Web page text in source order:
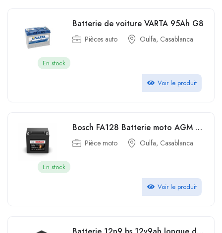
Batterie de voiture VARTA 95Ah G8
Pièces auto Oulfa, Casablanca
En stock
Voir le produit
Bosch FA128 Batterie moto AGM 12V 100A 9Ah
Pièce moto Oulfa, Casablanca
En stock
Voir le produit